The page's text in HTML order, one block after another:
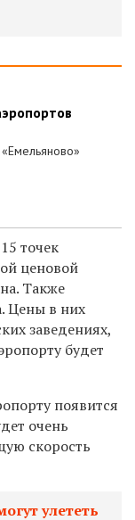
точек
ценовой
Также
Цены в них
заведениях,
будет
появится
очень
скорость
улететь